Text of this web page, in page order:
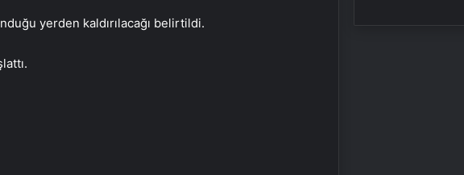
yerden kaldırılacağı belirtildi.